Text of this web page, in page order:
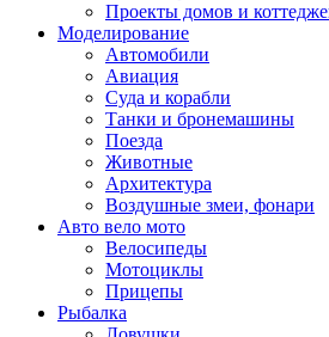
Проекты домов и
Моделирование
Автомобили
Авиация
Суда и корабли
Танки и бронемашины
Поезда
Животные
Архитектура
Воздушные змеи, фонари
Авто вело мото
Велосипеды
Мотоциклы
Прицепы
Рыбалка